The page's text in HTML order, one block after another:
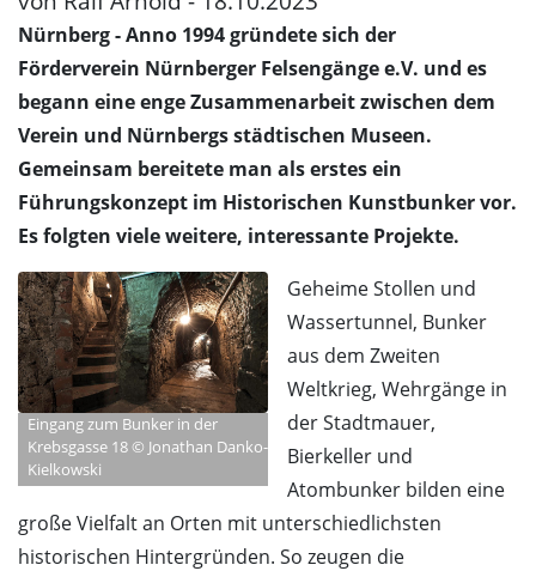
Nürnberg- Anno 1994 gründete sich der
Förderverein Nürnberger Felsengänge e.V. und es
begann eine enge Zusammenarbeit zwischen dem
Verein und Nürnbergs städtischen Museen.
Gemeinsam bereitete man als erstes ein
Führungskonzept im Historischen Kunstbunker vor.
Es folgten viele weitere, interessante Projekte.
Eingang zum Bunker in der
Krebsgasse 18 © Jonathan Danko-
Kielkowski
Geheime Stollen und
Wassertunnel, Bunker
aus dem Zweiten
Weltkrieg, Wehrgänge in
der Stadtmauer,
Bierkeller und
Atombunker bilden eine
große Vielfalt an Orten mit unterschiedlichsten
historischen Hintergründen. So zeugen die